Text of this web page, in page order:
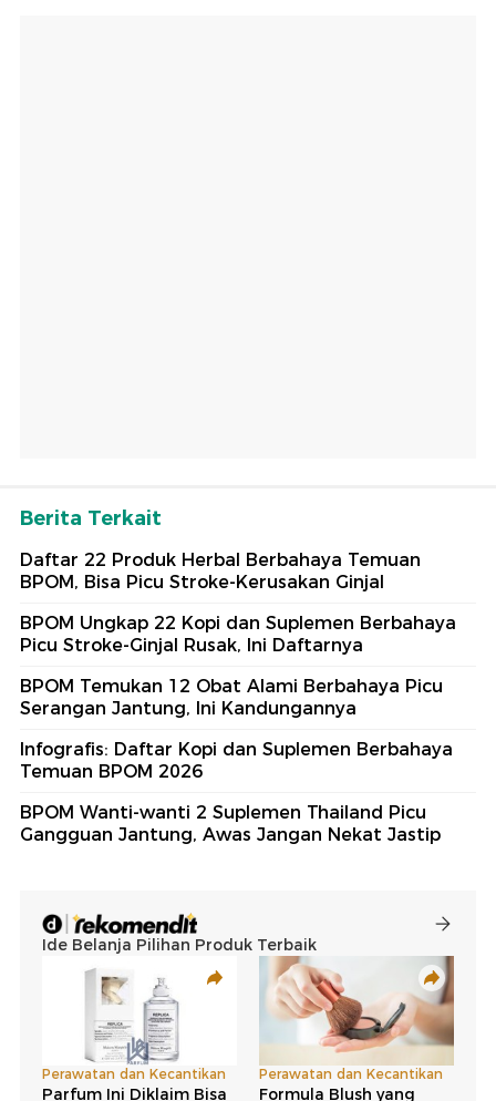
Berita Terkait
Daftar 22 Produk Herbal Berbahaya Temuan
BPOM, Bisa Picu Stroke-Kerusakan Ginjal
BPOM Ungkap 22 Kopi dan Suplemen Berbahaya
Picu Stroke-Ginjal Rusak, Ini Daftarnya
BPOM Temukan 12 Obat Alami Berbahaya Picu
Serangan Jantung, Ini Kandungannya
Infografis: Daftar Kopi dan Suplemen Berbahaya
Temuan BPOM 2026
BPOM Wanti-wanti 2 Suplemen Thailand Picu
Gangguan Jantung, Awas Jangan Nekat Jastip